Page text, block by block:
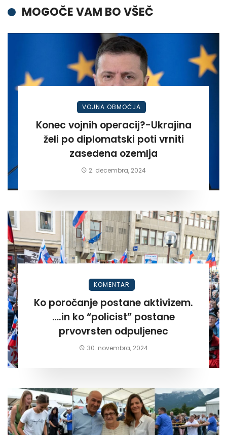
MOGOČE VAM BO VŠEČ
VOJNA OBMOČJA
Konec vojnih operacij?-Ukrajina
želi po diplomatski poti vrniti
zasedena ozemlja
2. decembra, 2024
KOMENTAR
Ko poročanje postane aktivizem.
….in ko “policist” postane
prvovrsten odpuljenec
30. novembra, 2024